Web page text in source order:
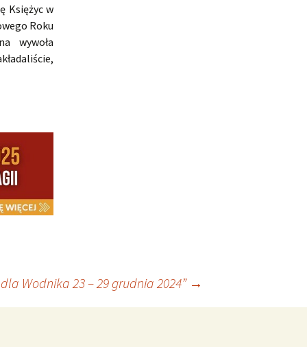
Księżyc w
Roku
wywoła
Wodnika 23 – 29 grudnia 2024” →